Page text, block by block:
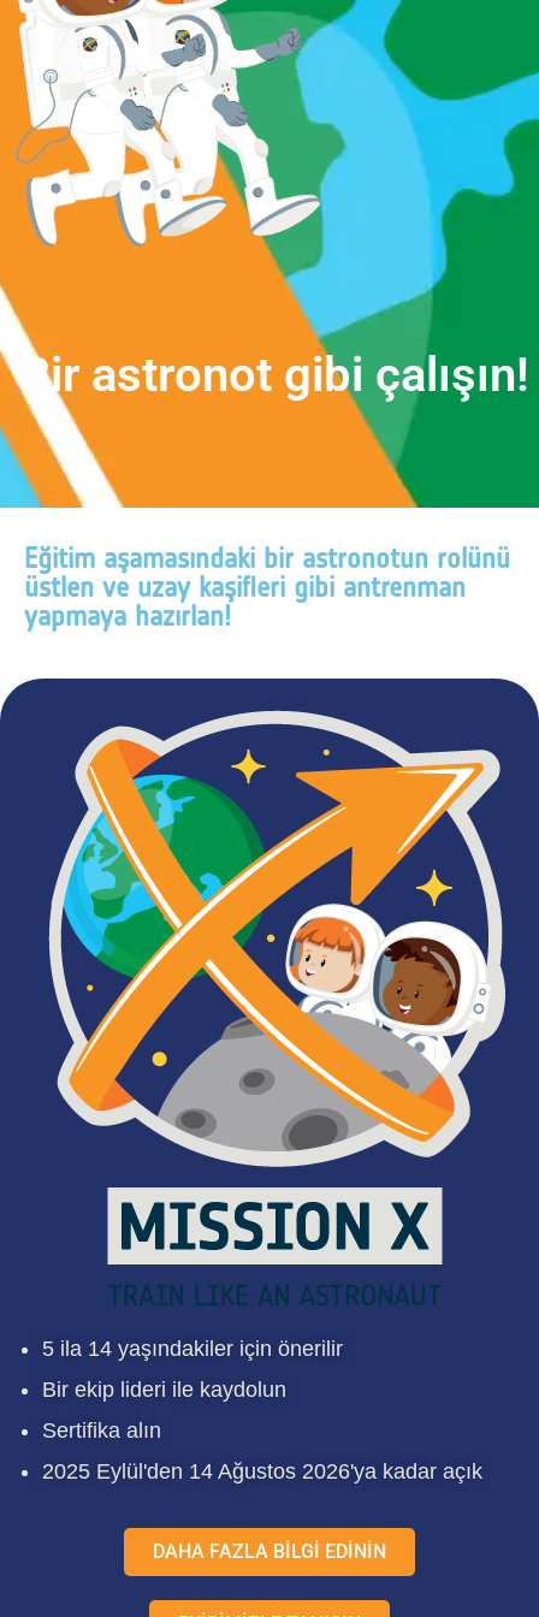
Bir astronot gibi ça ışın!
Eğitim aşamasındaki bir astronotun rolünü
üstlen ve uzay kaşifleri gibi antrenman
yapmaya hazırlan!
5 ila 14 yaşındakiler için önerilir
Bir ekip lideri ile kaydolun
Sertifika alın
2025 Eylül'den 14 Ağustos 2026'ya kadar açık
DAHA FAZLA BİLGİ EDİNİN